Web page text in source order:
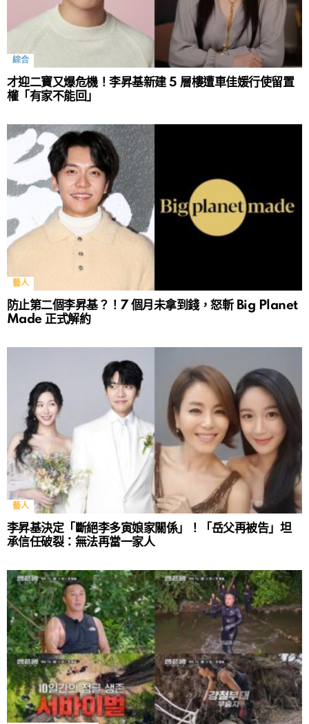
綜合
才迎二寶又爆危機！李昇基新建 5 層樓遭車佳媛行使留置
權「有家不能回」
藝人
防止第二個李昇基？！7 個月未拿到錢，怒斬 Big Planet
Made 正式解約
藝人
李昇基決定「斷絕李多寅娘家關係」！「岳父再被告」坦
承信任破裂：無法再當一家人